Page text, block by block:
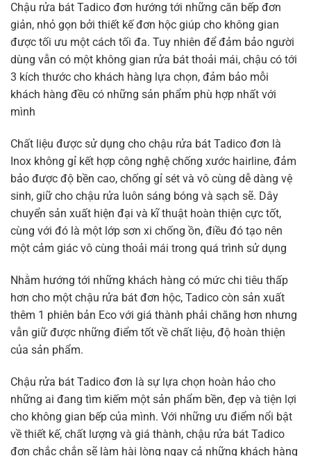
Chậu rửa bát Tadico đơn hướng tới những căn bếp đơn
giản, nhỏ gọn bởi thiết kế đơn hộc giúp cho không gian
được tối ưu một cách tối đa. Tuy nhiên để đảm bảo người
dùng vẫn có một không gian rửa bát thoải mái, chậu có tới
3 kích thước cho khách hàng lựa chọn, đảm bảo mỗi
khách hàng đều có những sản phẩm phù hợp nhất với
mình
Chất liệu được sử dụng cho chậu rửa bát Tadico đơn là
Inox không gỉ kết hợp công nghệ chống xước hairline, đảm
bảo được độ bền cao, chống gỉ sét và vô cùng dễ dàng vệ
sinh, giữ cho chậu rửa luôn sáng bóng và sạch sẽ. Dây
chuyển sản xuất hiện đại và kĩ thuật hoàn thiện cực tốt,
cùng với đó là một lớp sơn xi chống ồn, điều đó tạo nên
một cảm giác vô cùng thoải mái trong quá trình sử dụng
Nhằm hướng tới những khách hàng có mức chi tiêu thấp
hơn cho một chậu rửa bát đơn hộc, Tadico còn sản xuất
thêm 1 phiên bản Eco với giá thành phải chăng hơn nhưng
vẫn giữ được những điểm tốt về chất liệu, độ hoàn thiện
của sản phẩm.
Chậu rửa bát Tadico đơn là sự lựa chọn hoàn hảo cho
những ai đang tìm kiếm một sản phẩm bền, đẹp và tiện lợi
cho không gian bếp của mình. Với những ưu điểm nổi bật
về thiết kế, chất lượng và giá thành, chậu rửa bát Tadico
đơn chắc chắn sẽ làm hài lòng ngay cả những khách hàng